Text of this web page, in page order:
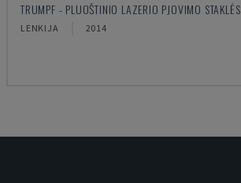
TRUMPF - PLUOŠTINIO LAZERIO PJOVIMO STAKLĖS
LENKIJA 2014